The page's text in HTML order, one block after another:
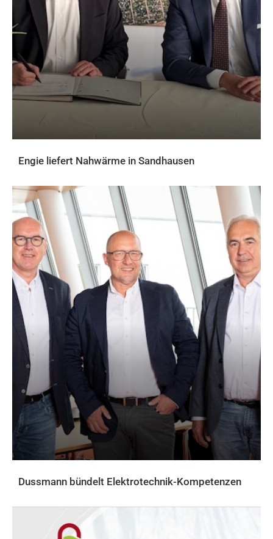
Engie liefert Nahwärme in Sandhausen
Dussmann bündelt Elektrotechnik-Kompetenzen